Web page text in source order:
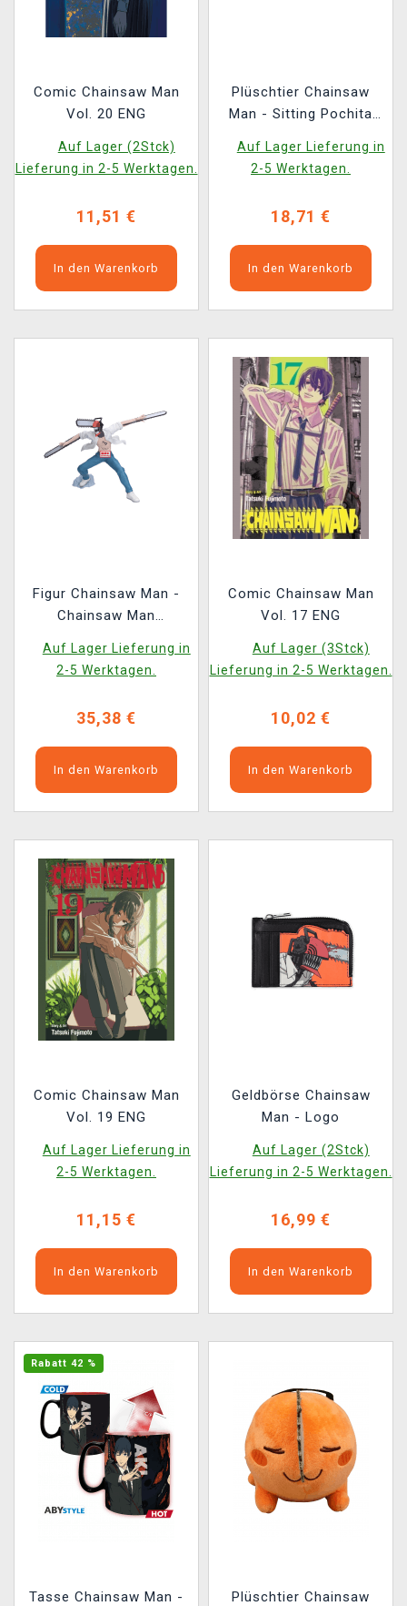
Comic Chainsaw Man
Vol. 20 ENG
Auf Lager (2Stck)
Lieferung in 2-5 Werktagen.
11,51 €
In den Warenkorb
Plüschtier Chainsaw
Man - Sitting Pochita
Auswahl)
Auf Lager Lieferung in
2-5 Werktagen.
18,71 €
In den Warenkorb
Figur Chainsaw Man -
Chainsaw Man
Auf Lager Lieferung in
2-5 Werktagen.
35,38 €
In den Warenkorb
Comic Chainsaw Man
Vol. 17 ENG
Auf Lager (3Stck)
Lieferung in 2-5 Werktagen.
10,02 €
In den Warenkorb
Comic Chainsaw Man
Vol. 19 ENG
Auf Lager Lieferung in
2-5 Werktagen.
11,15 €
In den Warenkorb
Geldbörse Chainsaw
Man - Logo
Auf Lager (2Stck)
Lieferung in 2-5 Werktagen.
16,99 €
In den Warenkorb
Rabatt 42 %
Tasse Chainsaw Man -
Plüschtier Chainsaw